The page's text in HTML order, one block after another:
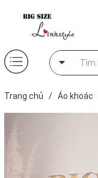
Trang chủ / Áo khoác